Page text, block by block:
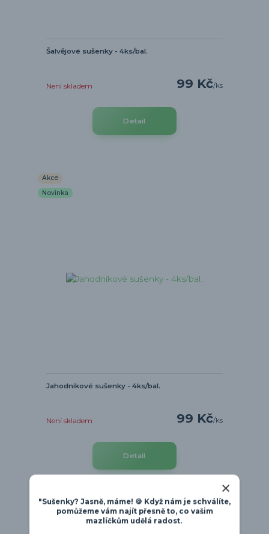
Šalvějové sušenky - 4ks/bal.
99 Kč/ks
Není skladem
Detail
Akce
Novinka
Jahodníkové sušenky - 4ks/bal.
99 Kč/ks
Není skladem
Detail
Novinka
"Sušenky? Jasně, máme! 🍪 Když nám je schválíte,
pomůžeme vám najít přesně to, co vašim
mazlíčkům udělá radost.